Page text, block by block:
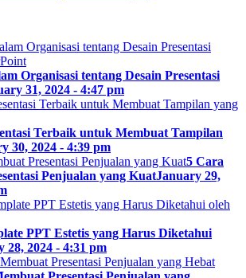
Organisasi tentang Desain Presentasi
31, 2024 - 4:47 pm
Terbaik untuk Membuat Tampilan
30, 2024 - 4:39 pm
5 Cara
Penjualan yang KuatJanuary 29,
PPT Estetis yang Harus Diketahui
28, 2024 - 4:31 pm